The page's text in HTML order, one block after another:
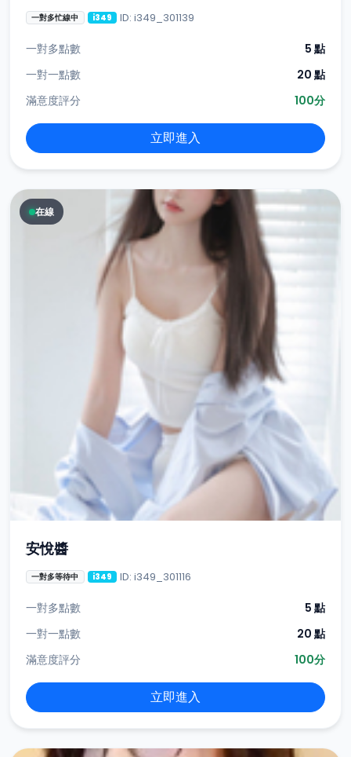
一對多忙線中 i349 ID: i349_301139
一對多點數
5 點
一對一點數
20 點
滿意度評分
100分
立即進入
在線
安悅醬
一對多等待中 i349 ID: i349_301116
一對多點數
5 點
一對一點數
20 點
滿意度評分
100分
立即進入